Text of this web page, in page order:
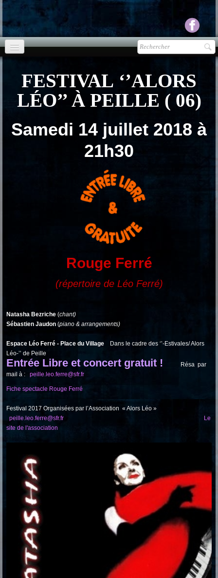
agenda
Presse ▼
Ecouter Voir▼
FESTIVAL ‘’ALORS
LÉO’’ À PEILLE ( 06)
Samedi 14 juillet 2018 à
21h30
Rouge Ferré
(répertoire de Léo Ferré)
Natasha Bezriche (chant)
Sébastien Jaudon (piano & arrangements)
Espace Léo Ferré - Place du Village Dans le cadre des ‘’-Estivales/ Alors
Léo-’’ de Peille
Entrée Libre et concert gratuit !
Résa par
mail à : peille.leo.ferre@sfr.fr
Fiche spectacle Rouge Ferré
Festival 2017 Organisées par l’Association « Alors Léo »
peille.leo.ferre@sfr.fr
Le
site de l'association